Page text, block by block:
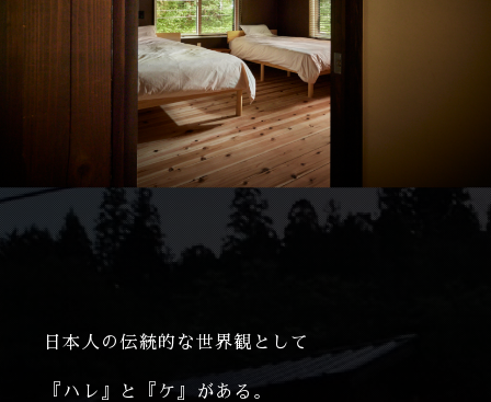
日本人の伝統的な世界観として
『ハレ』と『ケ』がある。